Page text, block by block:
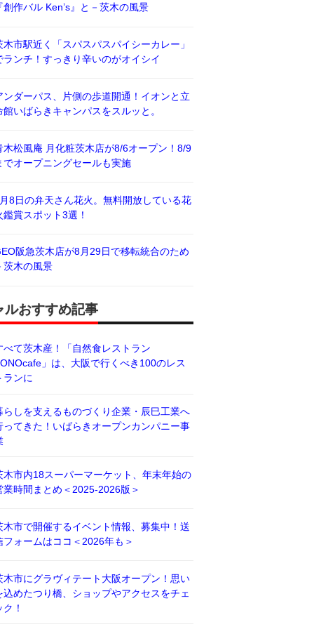
創作バル Ken’s』と－茨木の風景
木市駅近く「スパスパスパイシーカレー」
ランチ！すっきり辛いのがオイシイ
ンダーパス、片側の歩道開通！イオンと立
館いばらきキャンパスをスルッと。
木松風庵 月化粧茨木店が8/6オープン！8/9
でオープニングセールも実施
8日の弁天さん花火。無料開放している花
鑑賞スポット3選！
阪急茨木店が8月29日で移転統合のため
茨木の風景
ルおすすめ記事
べて茨木産！「自然食レストラン
」は、大阪で行くべき100のレス
ランに
らしを支えるものづくり企業・辰巳工業へ
ってきた！いばらきオープンカンパニー事
木市内18スーパーマーケット、年末年始の
業時間まとめ＜2025-2026版＞
木市で開催するイベント情報、募集中！送
フォームはココ＜2026年も＞
木市にグラヴィテート大阪オープン！思い
込めたつり橋、ショップやアクセスをチェ
ク！